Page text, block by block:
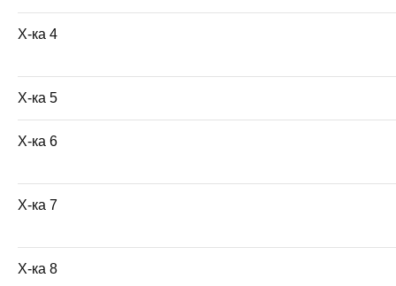
Х-ка 4
Х-ка 5
Х-ка 6
Х-ка 7
Х-ка 8